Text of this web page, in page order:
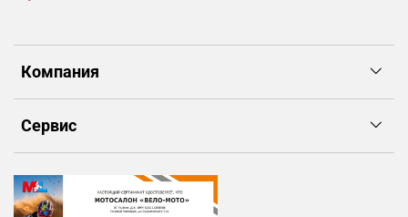
Компания
Сервис